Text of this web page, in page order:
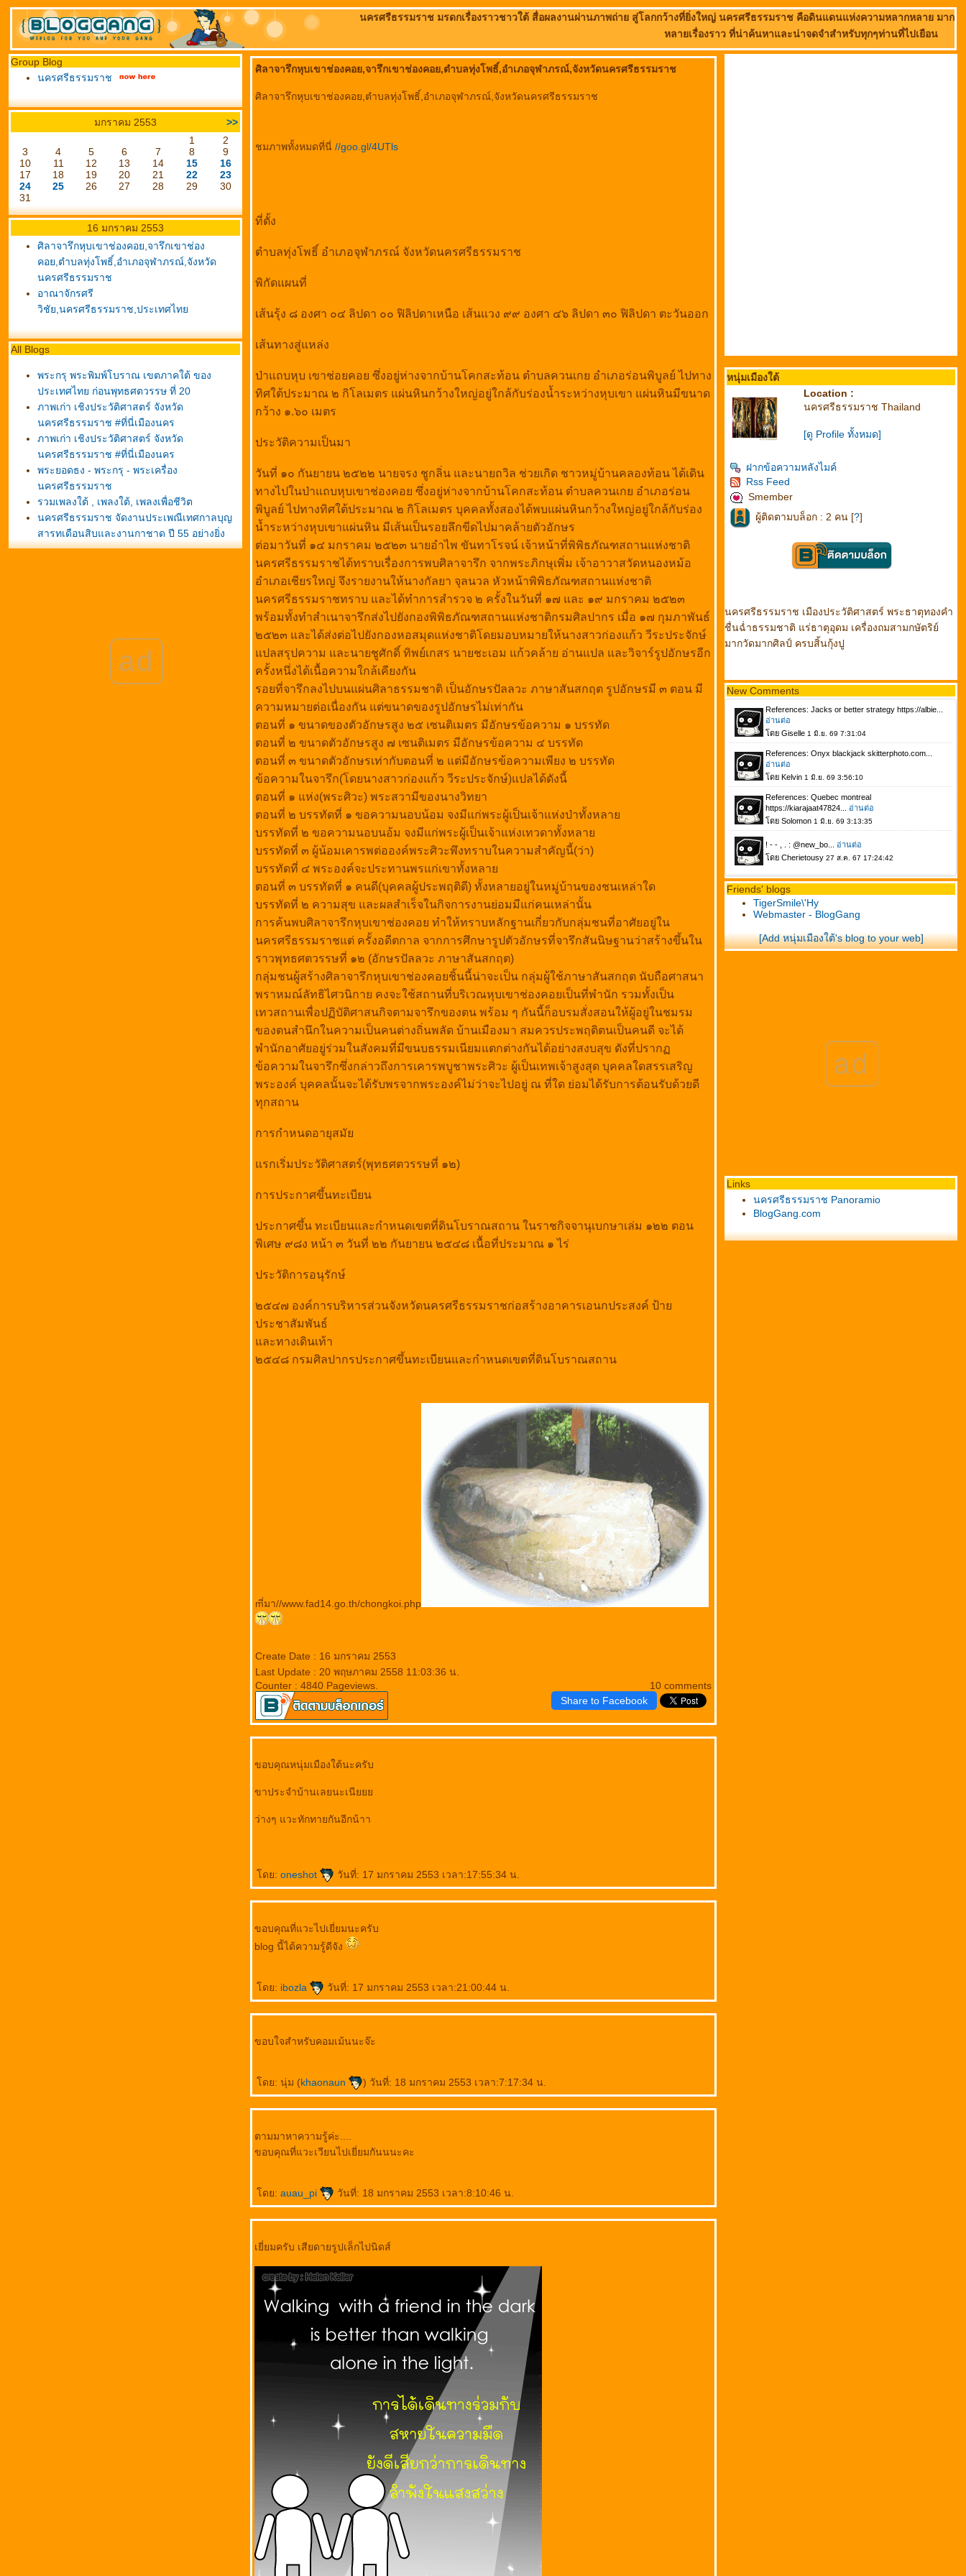
นครศรีธรรมราช มรดกเรื่องราวชาวใต้ สื่อผลงานผ่านภาพถ่าย สู่โลกกว้างที่ยิ่งใหญ่ นครศรีธรรมราช คือดินแดนแห่งความหลากหลาย มาก
หลายเรื่องราว ที่น่าค้นหาและน่าจดจำสำหรับทุกๆท่านที่ไปเยือน
Group Blog
นครศรีธรรมราช
มกราคม 2553
>>
1
2
3
4 5 6 7 8
9
10
11 12 13 14 15
16
17
18 19 20 21 22
23
24
25 26 27 28 29
30
31
16 มกราคม 2553
ศิลาจารึกหุบเขาช่องคอย,จารึกเขาช่อง
คอย,ตำบลทุ่งโพธิ์,อำเภอจุฬาภรณ์,จังหวัด
นครศรีธรรมราช
อาณาจักรศรี
วิชัย,นครศรีธรรมราช,ประเทศไท
All Blogs
พระกรุ พระพิมพ์โบราณ เขตภาคใต้ ของ
ประเทศไทย ก่อนพุทธศตวรรษ ที่ 20
ภาพเก่า เชิงประวัติศาสตร์ จังหวัด
นครศรีธรรมราช #ที่นี่เมืองนคร
ภาพเก่า เชิงประวัติศาสตร์ จังหวัด
นครศรีธรรมราช #ที่นี่เมืองนคร
พระยอดธง - พระกรุ - พระเครื่อง
นครศรีธรรมราช
รวมเพลงใต้ , เพลงใต้, เพลงเพื่อชีวิต
นครศรีธรรมราช จัดงานประเพณีเทศกาลบุญ
สารทเดือนสิบและงานกาชาด ปี 55 อย่างยิ่ง
หญ่ 10 วัน 10 คืน
Nakhon Si Thammarat,THAILAND
เพลงประจำจังหวัดนครศรีธรรมราช
พระยอดธง,พระกรุเมืองคอน,วัดชะ
เมา,ถ.ราชดำเนิน,อ.เมือง,จ.นครศรีธรรมราช
ad
ศิลาจารึกหุบเขาช่องคอย,จารึกเขาช่องคอย,ตำบลทุ่งโพธิ์,อำเภอจุฬาภรณ์,จังหวัดนครศรีธรรมราช
ศิลาจารึกหุบเขาช่องคอย,ตำบลทุ่งโพธิ์,อำเภอจุฬาภรณ์,จังหวัดนครศรีธรรมราช
ชมภาพทั้งหมดที่นี่ //goo.gl/4UTls
ที่ตั้ง
ตำบลทุ่งโพธิ์ อำเภอจุฬาภรณ์ จังหวัดนครศรีธรรมราช
พิกัดแผนที่
เส้นรุ้ง ๘ องศา ๐๔ ลิปดา ๐๐ ฟิลิปดาเหนือ เส้นแวง ๙๙ องศา ๔๖ ลิปดา ๓๐ ฟิลิปดา ตะวันออก
เส้นทางสู่แหล่ง
ป่าแถบหุบ เขาช่อยคอย ซึ่งอยู่ห่างจากบ้านโคกสะท้อน ตำบลควนเกย อำเภอร่อนพิบูลย์ ไปทาง
ทิศใต้ประมาณ ๒ กิโลเมตร แผ่นหินกว้างใหญ่อยู่ใกล้กับร่องน้ำระหว่างหุบเขา แผ่นหินมีขนาด
กว้าง ๑.๖๐ เมตร
ประวัติความเป็นมา
วันที่ ๑๐ กันยายน ๒๕๒๒ นายจรง ชูกลิ่น และนายถวิล ช่วยเกิด ชาวหมู่บ้านคลองท้อน ได้เดิน
ทางไปในป่าแถบหุบเขาช่องคอย ซึ่งอยู่ห่างจากบ้านโคกสะท้อน ตำบลควนเกย อำเภอร่อน
พิบูลย์ ไปทางทิศใต้ประมาณ ๒ กิโลเมตร บุคคลทั้งสองได้พบแผ่นหินกว้างใหญ่อยู่ใกล้กับร่อง
น้ำระหว่างหุบเขาแผ่นหิน มีเส้นเป็นรอยลึกขีดไปมาคล้ายตัวอักษร
ต่อมาวันที่ ๑๔ มกราคม ๒๕๒๓ นายอำไพ ขันทาโรจน์ เจ้าหน้าที่พิพิธภัณฑสถานแห่งชาติ
นครศรีธรรมราชได้ทราบเรื่องการพบศิลาจารึก จากพระภิกษุเพิ่ม เจ้าอาวาสวัดหนองหม้อ
อำเภอเชียรใหญ่ จึงรายงานให้นางกัลยา จุลนวล หัวหน้าพิพิธภัณฑสถานแห่งชาติ
นครศรีธรรมราชทราบ และได้ทำการสำรวจ ๒ ครั้งในวันที่ ๑๗ และ ๑๙ มกราคม ๒๕๒๓
พร้อมทั้งทำสำเนาจารึกส่งไปยังกองพิพิธภัณฑสถานแห่งชาติกรมศิลปากร เมื่อ ๑๗ กุมภาพันธ์
๒๕๒๓ และได้ส่งต่อไปยังกองหอสมุดแห่งชาติโดยมอบหมายให้นางสาวก่องแก้ว วีระประจักษ์
ปลสรุปความ และนายชูศักดิ์ ทิพย์เกสร นายชะเอม แก้วคล้าย อ่านแปล และวิจาร์รูปอักษรอีก
ครั้งหนึ่งได้เนื้อความใกล้เคียงกัน
รอยที่จารึกลงไปบนแผ่นศิลาธรรมชาติ เป็นอักษรปัลลวะ ภาษาสันสกฤต รูปอักษรมี ๓ ตอน มี
ความหมายต่อเนื่องกัน แต่ขนาดของรูปอักษรไม่เท่ากัน
ตอนที่ ๑ ขนาดของตัวอักษรสูง ๒๕ เซนติเมตร มีอักษรข้อความ ๑ บรรทัด
ตอนที่ ๒ ขนาดตัวอักษรสูง ๗ เซนติเมตร มีอักษรข้อความ ๔ บรรทัด
ตอนที่ ๓ ขนาดตัวอักษรเท่ากับตอนที่ ๒ แต่มีอักษรข้อความเพียง ๒ บรรทัด
ข้อความในจารึก(โดยนางสาวก่องแก้ว วีระประจักษ์)แปลได้ดังนี้
ตอนที่ ๑ แห่ง(พระศิวะ) พระสวามีของนางวิทยา
ตอนที่ ๒ บรรทัดที่ ๑ ขอความนอบน้อม จงมีแก่พระผู้เป็นเจ้าแห่งป่าทั้งหลา
บรรทัดที่ ๒ ขอความนอบนอ้ม จงมีแก่พระผู้เป็นเจ้าแห่งเทวดาทั้งหลา
บรรทัดที่ ๓ ผู้น้อมเคารพต่อองค์พระศิวะพึงทราบในความสำคัญนี้(ว่า)
บรรทัดที่ ๔ พระองค์จะประทานพรแก่เขาทั้งหลา
ตอนที่ ๓ บรรทัดที่ ๑ คนดี(บุคคลผู้ประพฤติดี) ทั้งหลายอยู่ในหมู่บ้านของชนเหล่าใด
บรรทัดที่ ๒ ความสุข และผลสำเร็จในกิจการงานย่อมมีแก่คนเหล่านั้น
การค้นพบศิลาจารึกหุบเขาช่องคอย ทำให้ทราบหลักฐานเกี่ยวกับกลุ่มชนที่อาศัยอยู่ใน
นครศรีธรรมราชแต่ ครั้งอดีตกาล จากการศึกษารูปตัวอักษรที่จารึกสันนิษฐานว่าสร้างขึ้นใน
ราวพุทธศตวรรษที่ ๑๒ (อักษรปัลลวะ ภาษาสันสกฤต)
กลุ่มชนผู้สร้างศิลาจารึกหุบเขาช่องคอยชิ้นนี้น่าจะเป็น กลุ่มผู้ใช้ภาษาสันสกฤต นับถือศาสนา
พราหมณ์ลัทธิไศวนิกาย คงจะใช้สถานที่บริเวณหุบเขาช่องคอยเป็นที่พำนัก รวมทั้งเป็น
เทวสถานเพื่อปฏิบัติศาสนกิจตามจารึกของตน พร้อม ๆ กันนี้ก็อบรมสั่งสอนให้ผู้อยู่ในชมรม
ของตนสำนึกในความเป็นคนต่างถิ่นพลัด บ้านเมืองมา สมควรประพฤติตนเป็นคนดี จะได้
พำนักอาศัยอยู่ร่วมในสังคมที่มีขนบธรรมเนียมแตกต่างกันได้อย่างสงบสุข ดังที่ปราก
ข้อความในจารึกซึ่งกล่าวถึงการเคารพบูชาพระศิวะ ผู้เป็นเทพเจ้าสูงสุด บุคคลใดสรรเสริญ
พระองค์ บุคคลนั้นจะได้รับพรจากพระองค์ไม่ว่าจะไปอยู่ ณ ที่ใด ย่อมได้รับการต้อนรับด้วยดี
ทุกสถาน
การกำหนดอายุสมั
รกเริ่มประวัติศาสตร์(พุทธศตวรรษที่ ๑๒)
การประกาศขึ้นทะเบียน
ประกาศขึ้น ทะเบียนและกำหนดเขตที่ดินโบราณสถาน ในราชกิจจานุเบกษาเล่ม ๑๒๒ ตอน
พิเศษ ๙๘ง หน้า ๓ วันที่ ๒๒ กันยายน ๒๕๔๘ เนื้อที่ประมาณ ๑ ไร่
ประวัติการอนุรักษ์
๒๕๔๗ องค์การบริหารส่วนจังหวัดนครศรีธรรมราชก่อสร้างอาคารเอนกประสงค์ ป้า
ประชาสัมพันธ์
ละทางเดินเท้า
๒๕๔๘ กรมศิลปากรประกาศขึ้นทะเบียนและกำหนดเขตที่ดินโบราณสถาน
mี่มา//www.fad14.go.th/chongkoi.php
Create Date : 16 มกราคม 2553
Last Update : 20 พฤษภาคม 2558 11:03:36 น.
10 comments
Counter : 4840 Pageviews.
Share to Facebook
ขอบคุณหนุ่มเมืองใต้นะครับ
ขาประจำบ้านเลยนะเนี
ว่างๆ แวะทักทายกันอีกน้าา
ดย: oneshot วันที่: 17 มกราคม 2553 เวลา:17:55:34 น.
ขอบคุณที่แวะไปเยี่ยมนะครับ
blog นี้ได้ความรู้ดีจัง
ดย: ibozla วันที่: 17 มกราคม 2553 เวลา:21:00:44 น.
ขอบใจสำหรับคอมเม้นนะจ๊ะ
ดย: นุ่ม (khaonaun ) วันที่: 18 มกราคม 2553 เวลา:7:17:34 น.
ตามมาหาความรู้ค่ะ....
ขอบคุณที่แวะเวียนไปเยี่ยมกันนนะคะ
ดย: auau_pi วันที่: 18 มกราคม 2553 เวลา:8:10:46 น.
เยี่ยมครับ เสียดายรูปเล็กไปนิดส์
หนุ่มเมืองใต้
Location :
นครศรีธรรมราช Thailand
[ดู Profile ทั้งหมด]
ฝากข้อความหลังไมค์
Rss Feed
Smember
ผู้ติดตามบล็อก : 2 คน [?]
นครศรีธรรมราช เมืองประวัติศาสตร์ พระธาตุทองคำ
ชื่นฉ่ำธรรมชาติ แร่ธาตุอุดม เครื่องถมสามกษัตริย์
มากวัดมากศิลป์ ครบสิ้นกุ้งปู
New Comments
Friends' blogs
TigerSmile\'Hy
Webmaster - BlogGang
[Add หนุ่มเมืองใต้'s blog to your web]
ad
Links
นครศรีธรรมราช Panoramio
BlogGang.com